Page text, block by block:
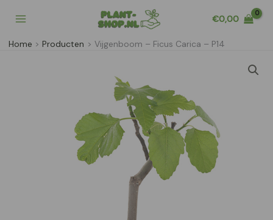
naar
inhoud
€0,00
Home Producten Vijgenboom – Ficus Carica – P14